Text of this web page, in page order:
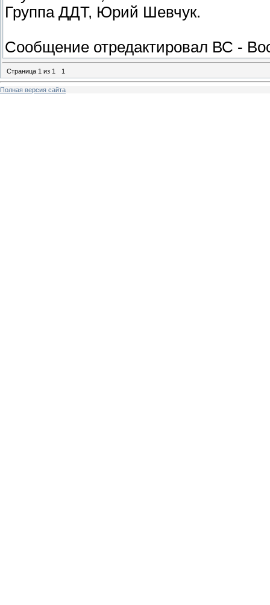
Группа ДДТ, Юрий Шевчук.
Сообщение отредактировал ВС -
Страница 1 из 1 1
Полная версия сайта